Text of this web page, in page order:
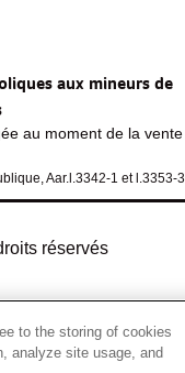
aux mineurs de
au moment de la vente
Aar.l.3342-1 et l.3353-3
réservés
to the storing of cookies
analyze site usage, and